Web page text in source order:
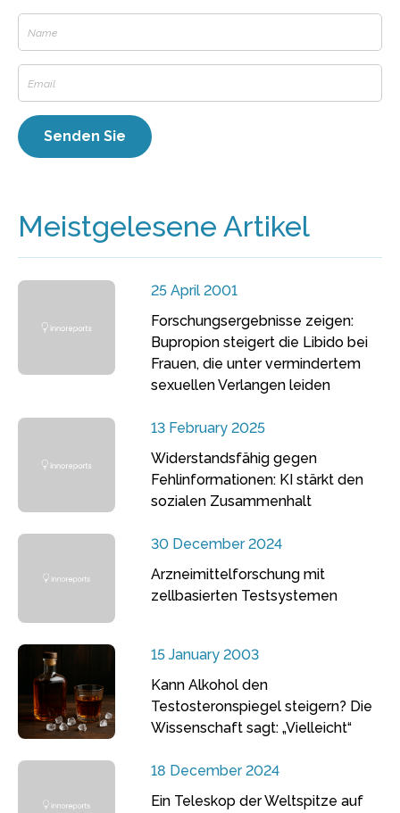
Meistgelesene Artikel
25 April 2001
Forschungsergebnisse zeigen:
Bupropion steigert die Libido bei
Frauen, die unter vermindertem
sexuellen Verlangen leiden
13 February 2025
Widerstandsfähig gegen
Fehlinformationen: KI stärkt den
sozialen Zusammenhalt
30 December 2024
Arzneimittelforschung mit
zellbasierten Testsystemen
15 January 2003
Kann Alkohol den
Testosteronspiegel steigern? Die
Wissenschaft sagt: „Vielleicht“
18 December 2024
Ein Teleskop der Weltspitze auf